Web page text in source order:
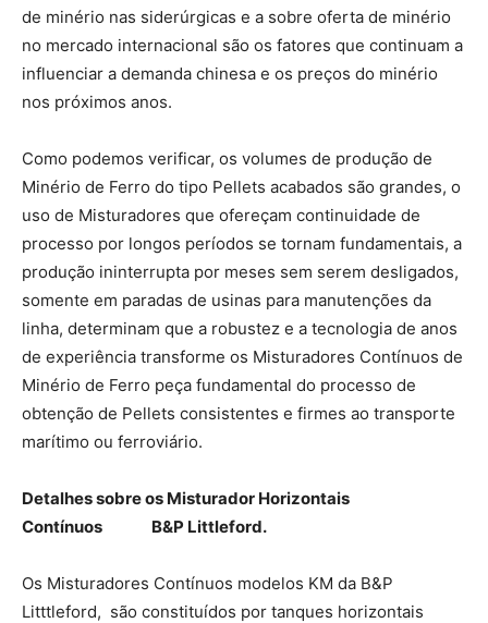
de minério nas siderúrgicas e a sobre oferta de minério
no mercado internacional são os fatores que continuam a
influenciar a demanda chinesa e os preços do minério
nos próximos anos.
Como podemos verificar, os volumes de produção de
Minério de Ferro do tipo Pellets acabados são grandes, o
uso de Misturadores que ofereçam continuidade de
processo por longos períodos se tornam fundamentais, a
produção ininterrupta por meses sem serem desligados,
somente em paradas de usinas para manutenções da
linha, determinam que a robustez e a tecnologia de anos
de experiência transforme os Misturadores Contínuos de
Minério de Ferro peça fundamental do processo de
obtenção de Pellets consistentes e firmes ao transporte
marítimo ou ferroviário.
Detalhes sobre os Misturador Horizontais
Contínuos B&P Littleford.
Os Misturadores Contínuos modelos KM da B&P
Litttleford, são constituídos por tanques horizontais